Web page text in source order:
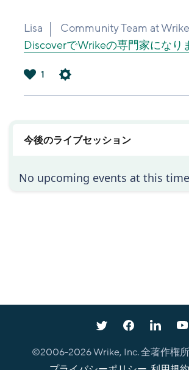
Lisa Community Team at Wrike
DiscoverでWrikeの専門家になり
1
今後のライブセッション
No upcoming events at this
©2006-2026Wrike, Inc. 全著作権